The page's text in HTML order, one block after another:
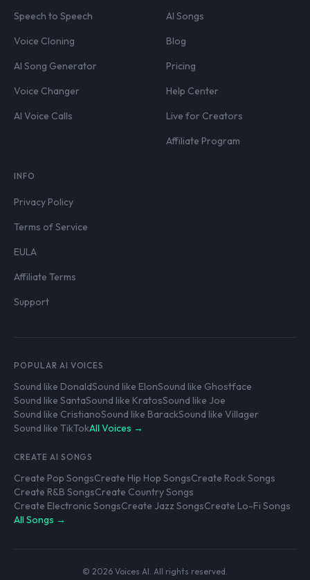
Speech to Speech
Voice Cloning
AI Song Generator
Voice Changer
AI Voice Calls
AI Songs
Blog
Pricing
Help Center
Live for Creators
Affiliate Program
INFO
Privacy Policy
Terms of Service
EULA
Affiliate Terms
Support
POPULAR AI VOICES
Sound like DonaldSound like ElonSound like Ghostface
Sound like SantaSound like KratosSound like Joe
Sound like CristianoSound like BarackSound like Villager
Sound like TikTokAll Voices →
CREATE AI SONGS
Create Pop SongsCreate Hip Hop SongsCreate Rock Songs
Create R&B SongsCreate Country Songs
Create Electronic SongsCreate Jazz SongsCreate Lo-Fi Songs
All Songs →
© 2026 Voices AI. All rights reserved.